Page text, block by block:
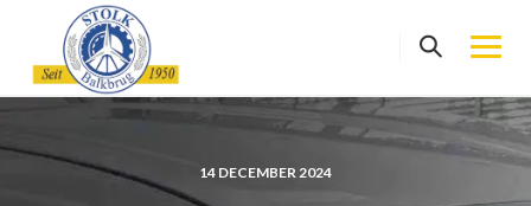
content
14 DECEMBER 2024